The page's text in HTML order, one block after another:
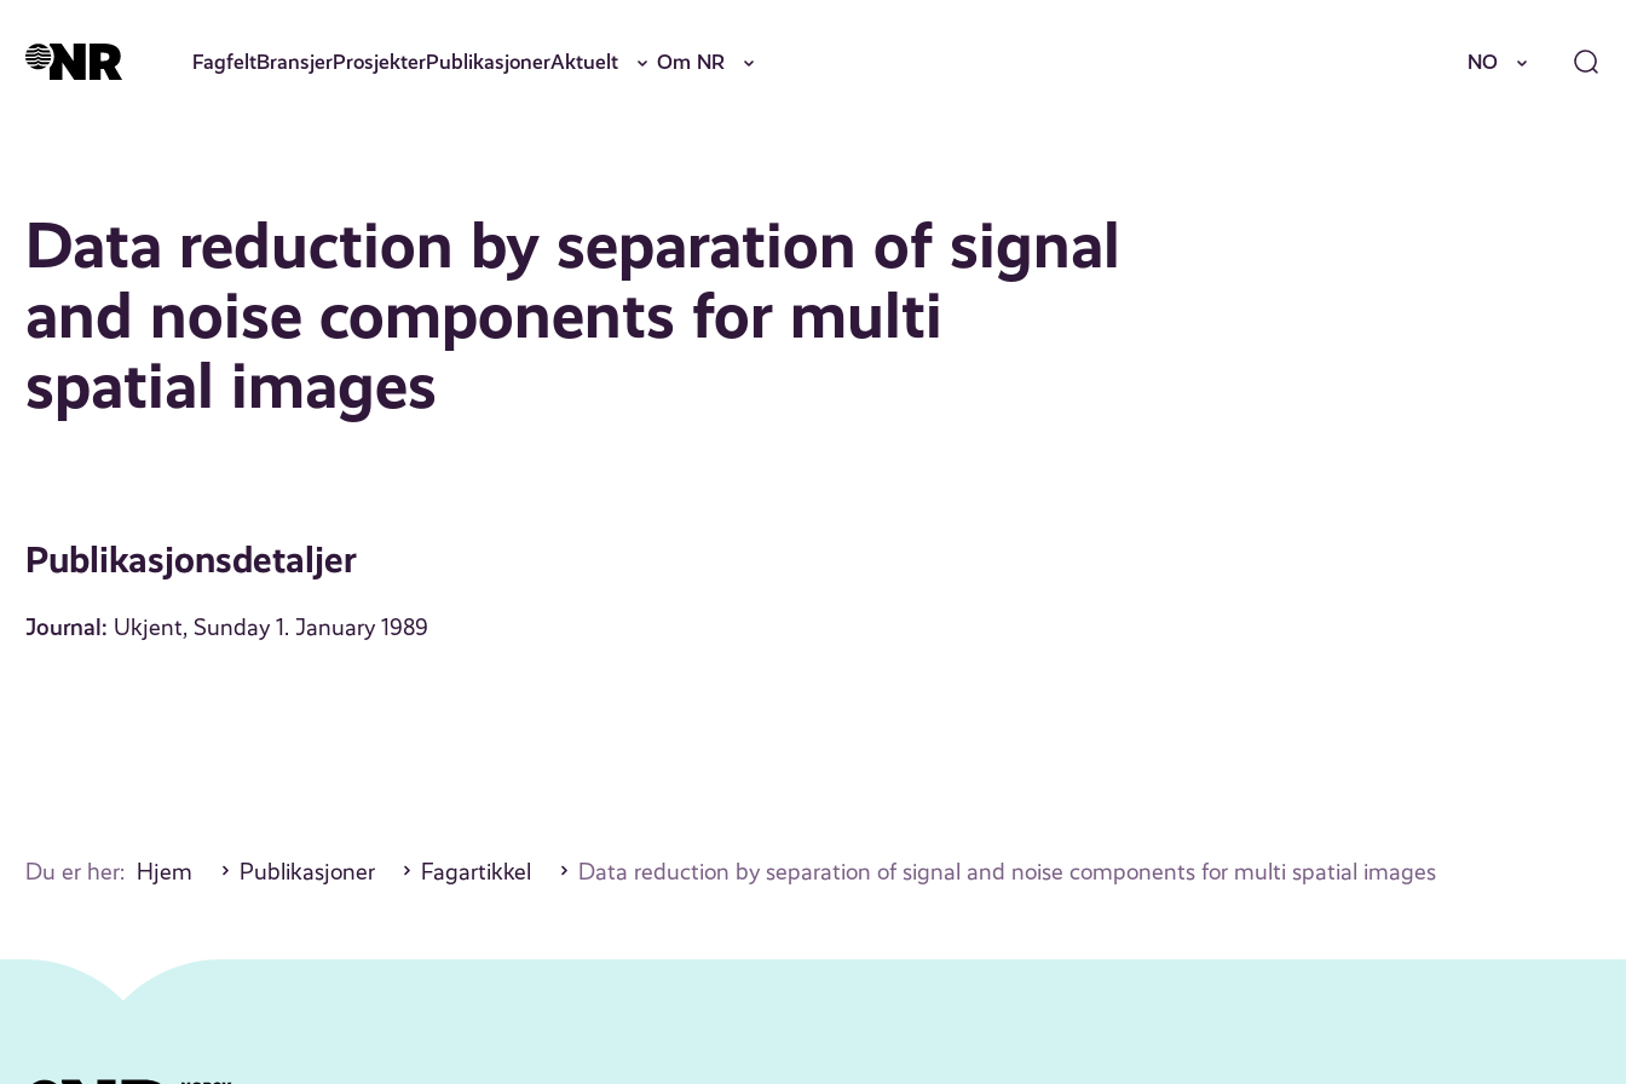
hovedinnhold
FagfeltBransjerProsjekterPublikasjonerAktuelt Om NR NO
Data reduction by separation of signal
and noise components for multi
spatial images
Publikasjonsdetaljer
Journal: Ukjent, Sunday 1. January 1989
Du er her: Hjem Publikasjoner Fagartikkel Data reduction by separation of signal and noise components for multi spatial images